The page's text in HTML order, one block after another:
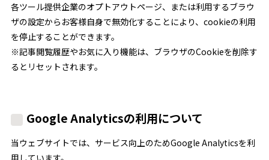
各ツール提供企業のオプトアウトページ、または利用するブラウ
ザの設定からお客様自身で無効化することにより、cookieの利用
を停止することができます。
※記事閲覧履歴やお気に入り機能は、ブラウザのCookieを削除す
るとリセットされます。
Google Analyticsの利用について
当ウェブサイトでは、サービス向上のためGoogle Analyticsを利